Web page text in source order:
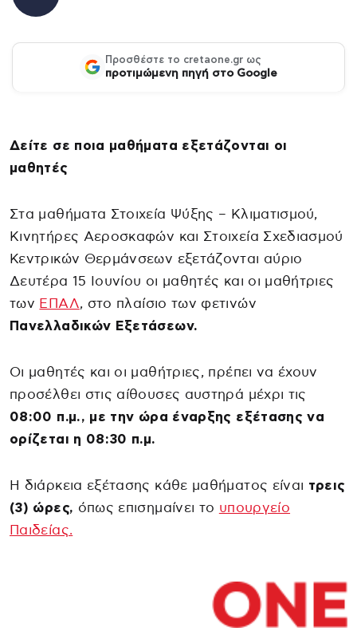
Προσθέστε το cretaone.gr ως
προτιμώμενη πηγή στο Google
Δείτε σε ποια μαθήματα εξετάζονται οι
μαθητές
Στα μαθήματα Στοιχεία Ψύξης – Κλιματισμού,
Κινητήρες Αεροσκαφών και Στοιχεία Σχεδιασμού
Κεντρικών Θερμάνσεων εξετάζονται αύριο
Δευτέρα 15 Ιουνίου οι μαθητές και οι μαθήτριες
των ΕΠΑΛ, στο πλαίσιο των φετινών
Πανελλαδικών Εξετάσεων.
Οι μαθητές και οι μαθήτριες, πρέπει να έχουν
προσέλθει στις αίθουσες αυστηρά μέχρι τις
08:00 π.μ., με την ώρα έναρξης εξέτασης να
ορίζεται η 08:30 π.μ.
Η διάρκεια εξέτασης κάθε μαθήματος είναι τρεις
(3) ώρες, όπως επισημαίνει το υπουργείο
Παιδείας.